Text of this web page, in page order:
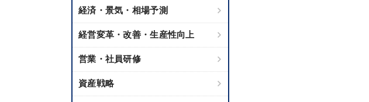
経済・景気・相場予測
経営変革・改善・生産性向上
営業・社員研修
資産戦略